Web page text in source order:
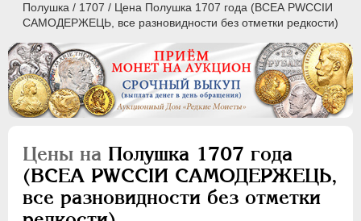
Полушка / 1707 / Цена Полушка 1707 года (ВСЕА РWCСIИ
САМОДЕРЖЕЦЬ, все разновидности без отметки редкости)
Цены на Полушка 1707 года
(ВСЕА РWCСIИ САМОДЕРЖЕЦЬ,
все разновидности без отметки
ПEТР I 1699 - 1725
Серебро
Медь
5 копеек